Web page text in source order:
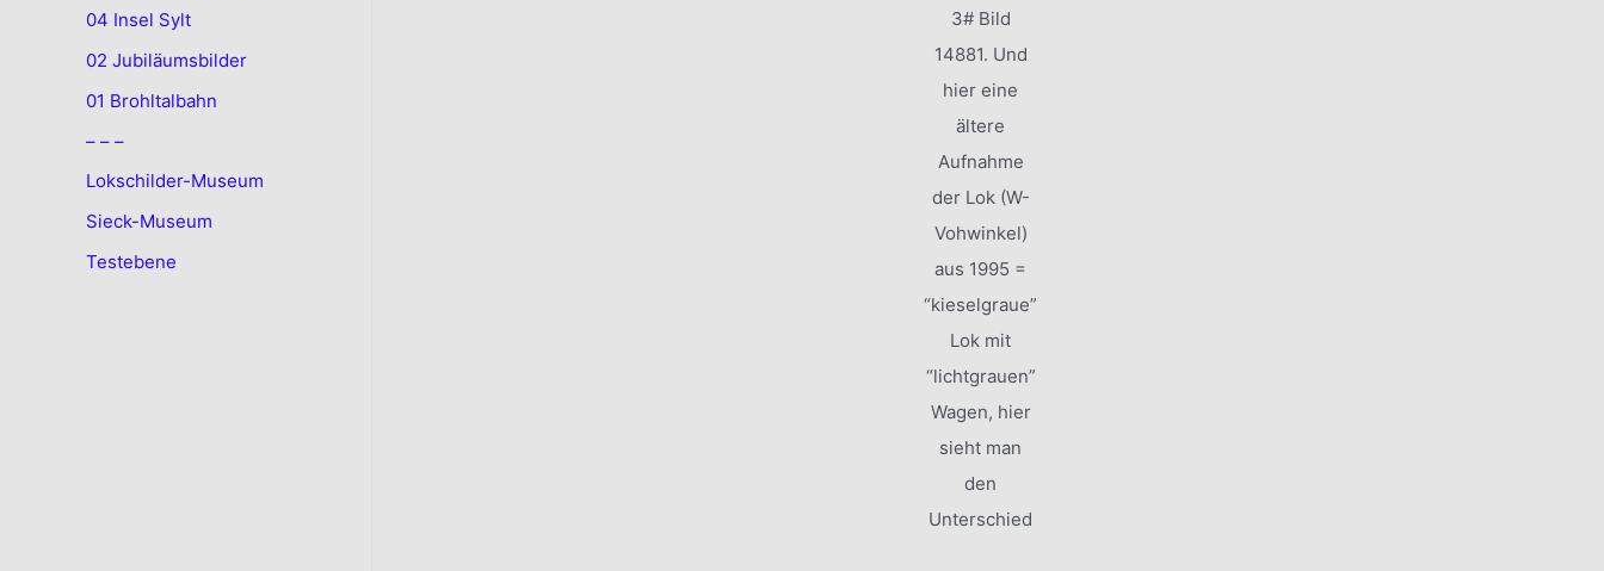
04 Insel Sylt
02 Jubiläumsbilder
01 Brohltalbahn
– – –
Lokschilder-Museum
Sieck-Museum
Testebene
3# Bild
14881. Und
hier eine
ältere
Aufnahme
der Lok (W-
Vohwinkel)
aus 1995 =
“kieselgraue”
Lok mit
“lichtgrauen”
Wagen, hier
sieht man
den
Unterschied